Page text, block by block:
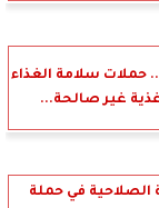
حملات سلامة الغذاء
في حملة